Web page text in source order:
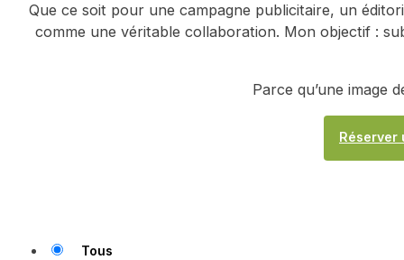
Que ce soit pour une campagne publicitaire, un
comme une véritable collaboration. Mon objectif :
Parce qu’une image
Réserver
Tous